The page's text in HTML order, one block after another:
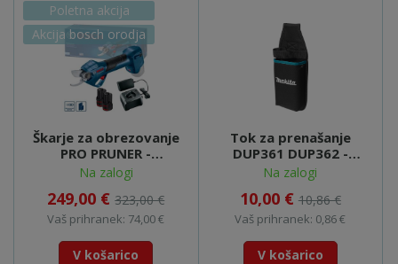
Škarje za obrezovanje
PRO PRUNER -
06019K1021
Na zalogi
249,00 €323,00 €
Vaš prihranek: 74,00 €
V košarico
Poletna akcija
Akcija bosch orodja
Tok za prenašanje
DUP361 DUP362 -
161379-5
Na zalogi
10,00 € 10,86 €
Vaš prihranek: 0,86 €
V košarico